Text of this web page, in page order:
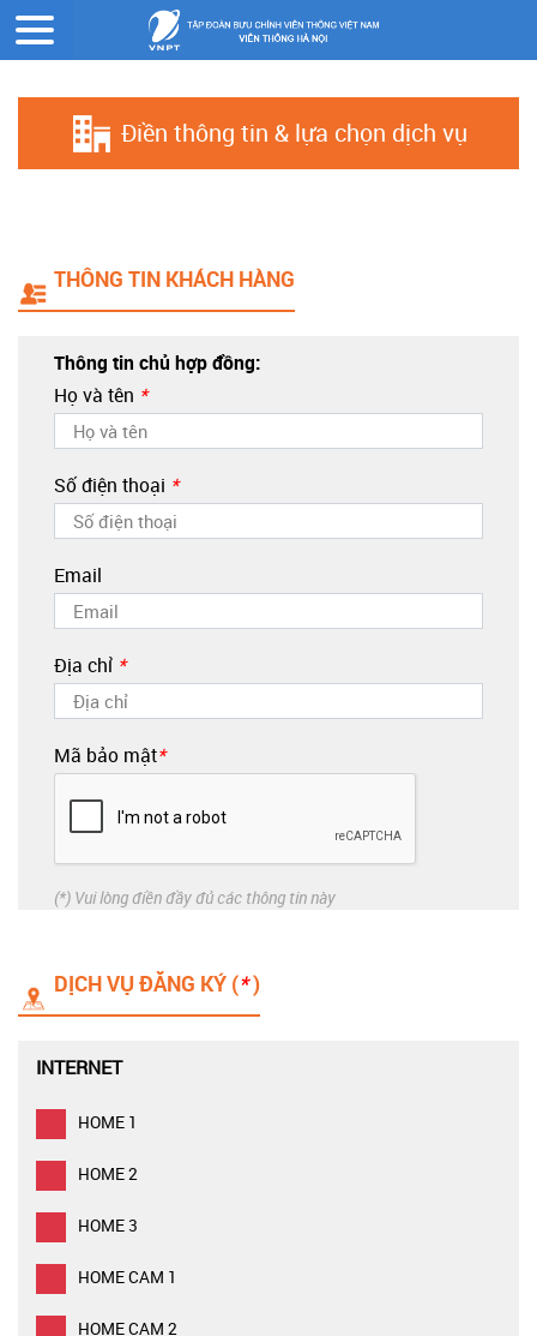
Trang chủ Đăng ký online
Điền thông tin & lựa chọn dịch vụ
THÔNG TIN KHÁCH HÀNG
Thông tin chủ hợp đồng:
Họ và tên *
Số điện thoại *
Email
Địa chỉ *
Mã bảo mật*
(*) Vui lòng điền đầy đủ các thông tin này
DỊCH VỤ ĐĂNG KÝ (*)
INTERNET
HOME 1
HOME 2
HOME 3
HOME CAM 1
HOME CAM 2